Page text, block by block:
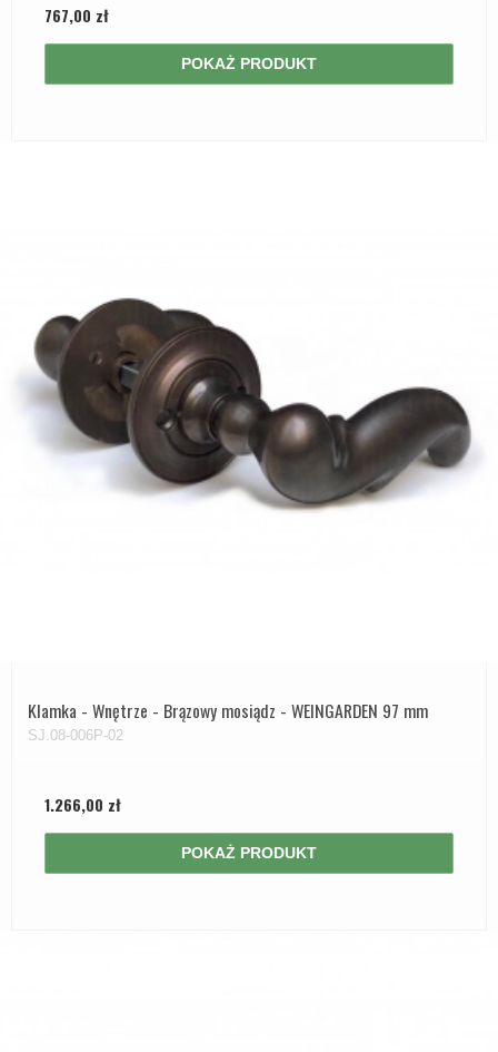
767,00 zł
POKAŻ PRODUKT
Klamka - Wnętrze - Brązowy mosiądz - WEINGARDEN 97 mm
SJ.08-006P-02
1.266,00 zł
POKAŻ PRODUKT